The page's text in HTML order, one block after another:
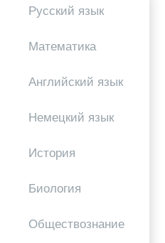
Русский язык
Математика
Английский язык
Немецкий язык
История
Биология
Обществознание